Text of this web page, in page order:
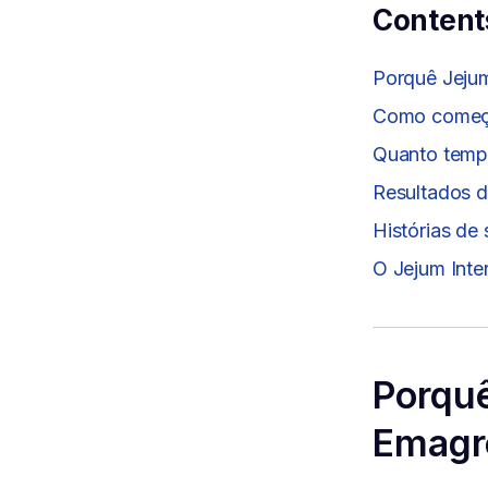
Porquê
Como
Quanto
Resultados
Histórias de
O Jejum